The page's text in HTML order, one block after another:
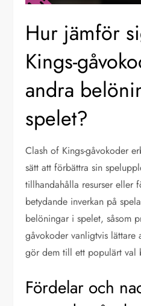
Hur jämför
Kings-
andra
spelet?
Clash of Kings-gåvokoder
sätt att förbättra sin
tillhandahålla resurser eller
betydande inverkan på
belöningar i spelet, såsom
gåvokoder vanligtvis
gör dem till ett populärt val
Fördelar och